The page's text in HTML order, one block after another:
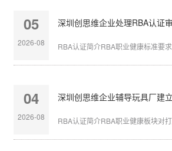
05
2026-08 RBA认证简介RBA职业健康标准要
04
2026-08 RBA认证简介RBA职业健康板块对